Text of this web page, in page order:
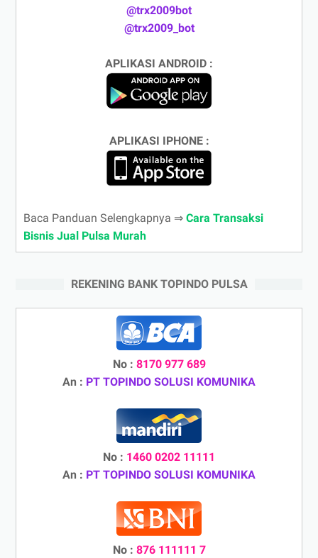
@trx2009bot
@trx2009_bot
APLIKASI ANDROID :
APLIKASI IPHONE :
Baca Panduan Selengkapnya ⇒ Cara Transaksi
Bisnis Jual Pulsa Murah
REKENING BANK TOPINDO PULSA
No : 8170 977 689
An : PT TOPINDO SOLUSI KOMUNIKA
No : 1460 0202 11111
An : PT TOPINDO SOLUSI KOMUNIKA
No : 876 111111 7